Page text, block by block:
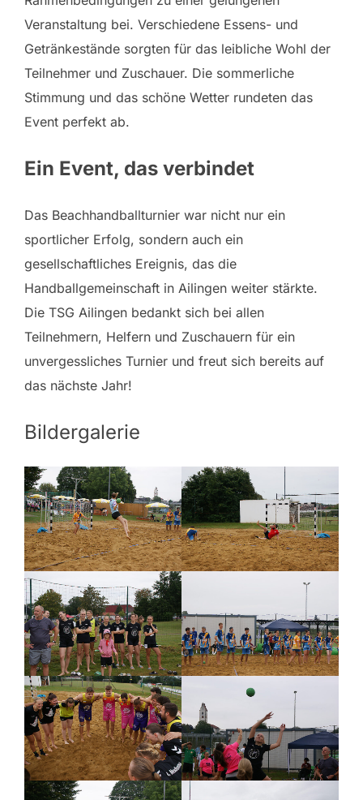
Veranstaltung bei. Verschiedene Essens- und
Getränkestände sorgten für das leibliche Wohl der
Teilnehmer und Zuschauer. Die sommerliche
Stimmung und das schöne Wetter rundeten das
Event perfekt ab.
Ein Event, das verbindet
Das Beachhandballturnier war nicht nur ein
sportlicher Erfolg, sondern auch ein
gesellschaftliches Ereignis, das die
Handballgemeinschaft in Ailingen weiter stärkte.
Die TSG Ailingen bedankt sich bei allen
Teilnehmern, Helfern und Zuschauern für ein
unvergessliches Turnier und freut sich bereits auf
das nächste Jahr!
Bildergalerie